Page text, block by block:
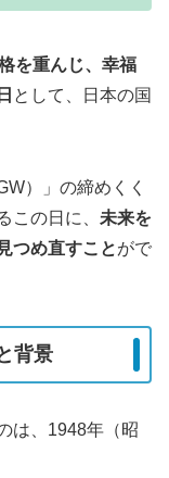
を重んじ、幸福
として、日本の国
）」の締めくく
この日に、 未来を
つめ直すことがで
背景
は、1948年（昭